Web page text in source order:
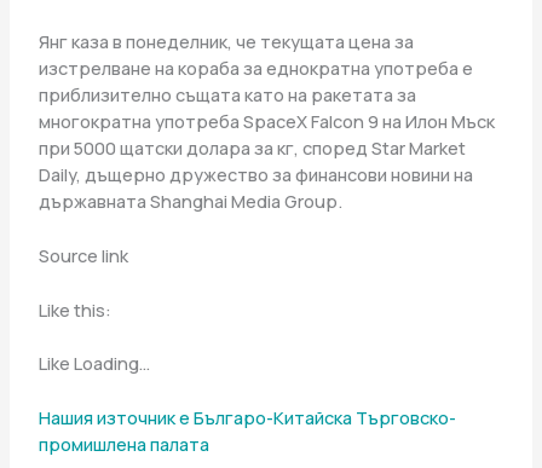
Янг каза в понеделник, че текущата цена за
изстрелване на кораба за еднократна употреба е
приблизително същата като на ракетата за
многократна употреба SpaceX Falcon 9 на Илон Мъск
при 5000 щатски долара за кг, според Star Market
Daily, дъщерно дружество за финансови новини на
държавната Shanghai Media Group.
Source link
Like this:
Like Loading…
Нашия източник е Българо-Китайска Търговско-
промишлена палaта